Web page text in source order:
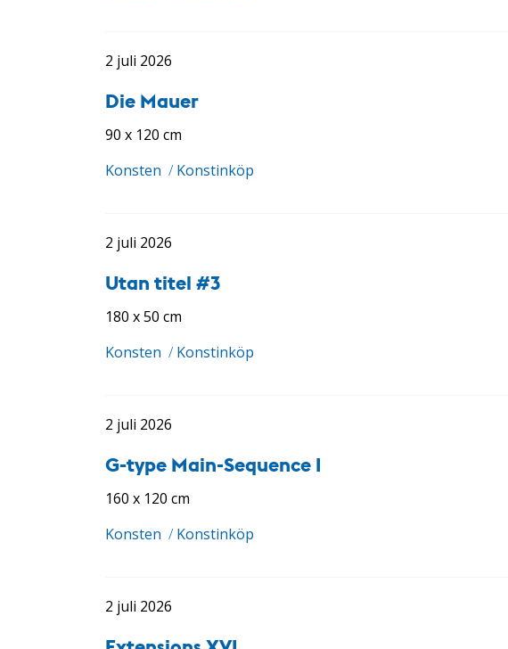
2 juli 2026
Die Mauer
90 x 120 cm
Konsten / Konstinköp
2 juli 2026
Utan titel #3
180 x 50 cm
Konsten / Konstinköp
2 juli 2026
G-type Main-Sequence I
160 x 120 cm
Konsten / Konstinköp
2 juli 2026